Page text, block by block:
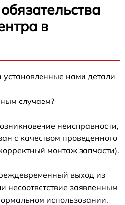
в
установленные нами детали
случаем?
неисправности,
с качеством проведенного
монтаж запчасти).
выход из
несоответствие заявленным
использовании.